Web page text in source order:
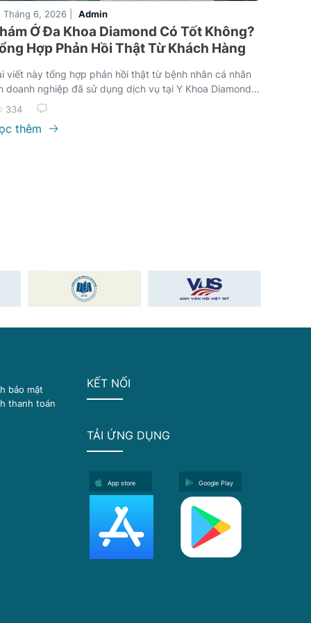
Tháng 6, 2026 | Admin
Ở Đa Khoa Diamond Có Tốt Không?
Hợp Phản Hồi Thật Từ Khách Hàng
viết này tổng hợp phản hồi thật từ bệnh nhân cá nhân
doanh nghiệp đã sử dụng dịch vụ tại Y Khoa Diamond,
bạn có cái nhìn khách quan trước khi ra quyết định.
334
thêm
bảo mật
thanh toán
KẾT NỐI
TẢI ỨNG DỤNG
App store Google Play